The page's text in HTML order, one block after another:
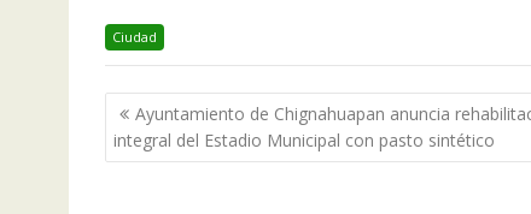
Ciudad
Navegación
de
entradas
Ayuntamiento de Chignahuapan anuncia
integral del Estadio Municipal con pasto sintético